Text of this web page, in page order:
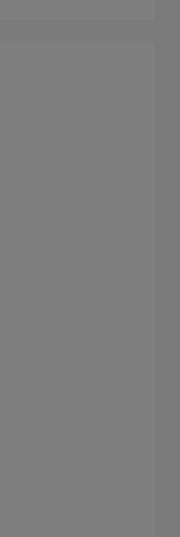
praktischen
Shorty ist in
erhältlich. Wer
Relax Long mit
ebenfalls in
ist, um Ihre
ausüben zu
Surfen und für
Neoprenanzug
langen
tragen.